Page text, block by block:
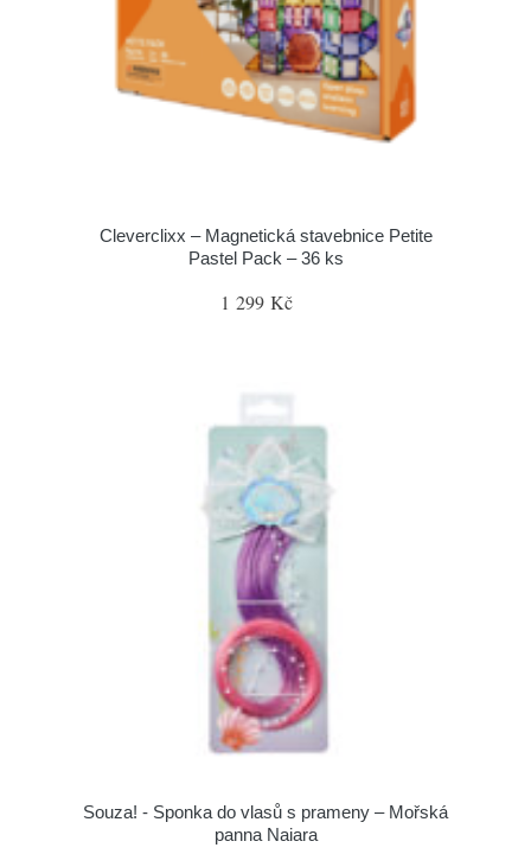
Cleverclixx – Magnetická stavebnice Petite
Pastel Pack – 36 ks
1 299 Kč
Souza! - Sponka do vlasů s prameny – Mořská
panna Naiara